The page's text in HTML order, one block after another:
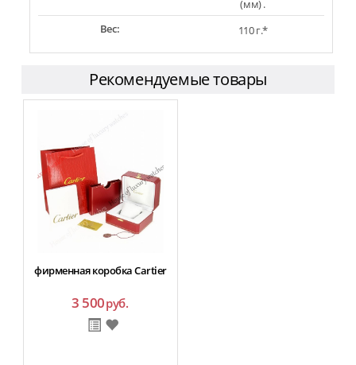
(мм) .
Вес:
110 г.*
Рекомендуемые товары
фирменная коробка Cartier
3 500руб.